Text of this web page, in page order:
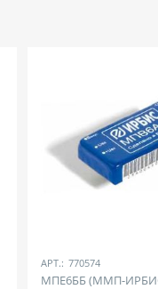
АРТ.: 770574
МПЕ6ББ (ММП-